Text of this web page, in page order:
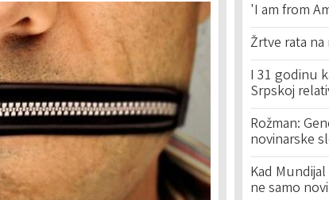
'I am from
Žrtve rata
I 31 godinu
Srpskoj
Rožman:
novinarske
Kad
ne samo